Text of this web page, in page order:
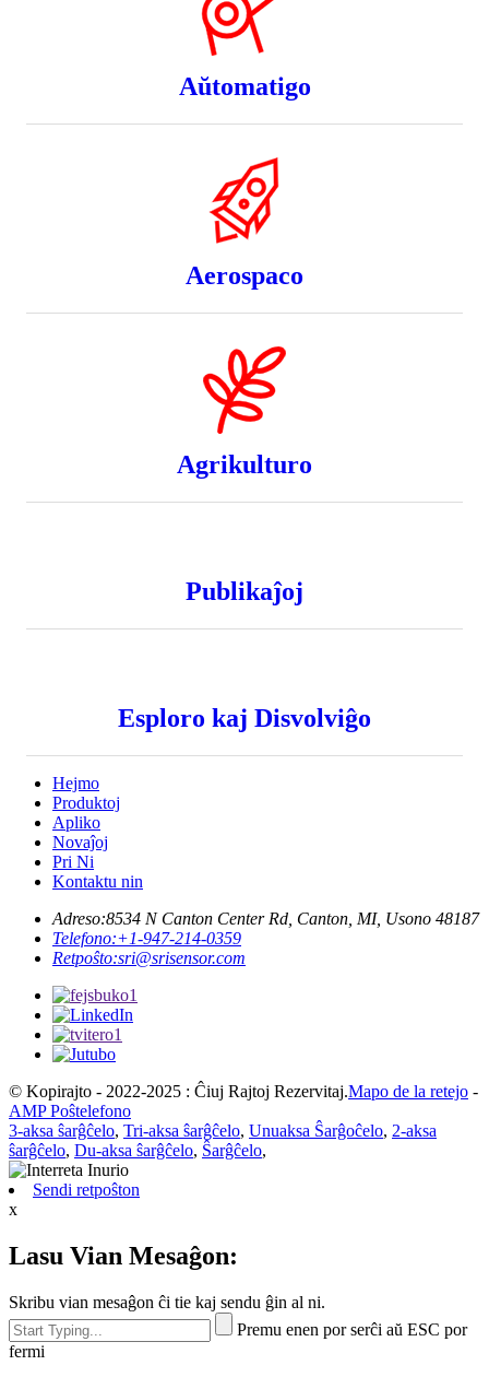
Aŭtomatigo
Aerospaco
Agrikulturo
Publikaĵoj
Esploro kaj Disvolviĝo
Hejmo
Produktoj
Apliko
Novaĵoj
Pri Ni
Kontaktu nin
Adreso:8534 N Canton Center Rd, Canton, MI, Usono 48187
Telefono:+1-947-214-0359
Retpoŝto:sri@srisensor.com
© Kopirajto - 2022-2025 : Ĉiuj Rajtoj Rezervitaj.Mapo de la retejo -
AMP Poŝtelefono
3-aksa ŝarĝĉelo, Tri-aksa ŝarĝĉelo, Unuaksa Ŝarĝoĉelo, 2-aksa
ŝarĝĉelo, Du-aksa ŝarĝĉelo, Ŝarĝĉelo,
Sendi retpoŝton
x
Lasu Vian Mesaĝon:
Skribu vian mesaĝon ĉi tie kaj sendu ĝin al ni.
Premu enen por serĉi aŭ ESC por
fermi